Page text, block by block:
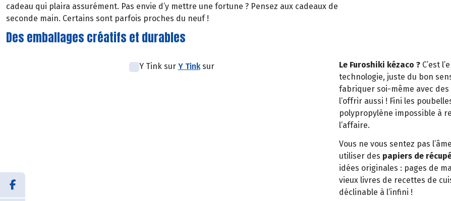
cadeau qui plaira assurément. Pas envie d’y mettre une fortune ? Pensez aux cadeaux de
seconde main. Certains sont parfois proches du neuf !
Des emballages créatifs et durables
Y Tink sur Y Tinksur Le Furoshiki kézaco ? C’est
technologie, juste du bon
fabriquer soi-même avec
l’offrir aussi ! Fini les
polypropylène impossible à
l’affaire.
Vous ne vous sentez pas
utiliser des papiers de
idées originales : pages de
vieux livres de recettes de
déclinable à l’infini !